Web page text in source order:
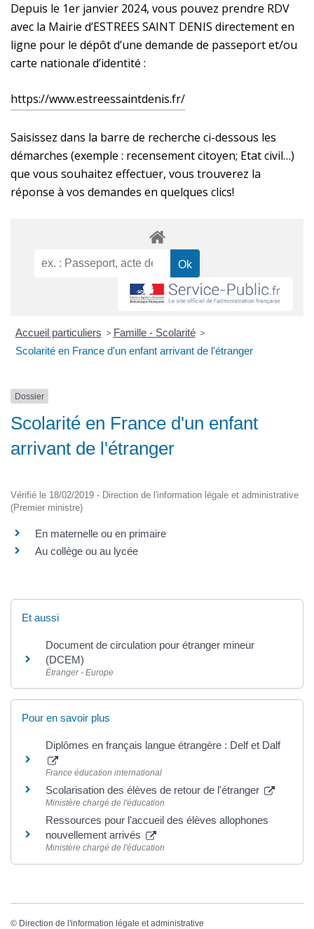
Depuis le 1er janvier 2024, vous pouvez prendre RDV
avec la Mairie d’ESTREES SAINT DENIS directement en
ligne pour le dépôt d’une demande de passeport et/ou
carte nationale d’identité :
https://www.estreessaintdenis.fr/
Saisissez dans la barre de recherche ci-dessous les
démarches (exemple : recensement citoyen; Etat civil…)
que vous souhaitez effectuer, vous trouverez la
réponse à vos demandes en quelques clics!
Accueil particuliers > Famille - Scolarité >
Scolarité en France d'un enfant arrivant de l'étranger
Dossier
Scolarité en France d'un enfant
arrivant de l'étranger
Vérifié le 18/02/2019 - Direction de l'information légale et administrative
(Premier ministre)
En maternelle ou en primaire
Au collège ou au lycée
Et aussi
Document de circulation pour étranger mineur
(DCEM)
Étranger - Europe
Pour en savoir plus
Diplômes en français langue étrangère : Delf et Dalf
France éducation international
Scolarisation des élèves de retour de l'étranger
Ministère chargé de l'éducation
Ressources pour l'accueil des élèves allophones
nouvellement arrivés
Ministère chargé de l'éducation
© Direction de l'information légale et administrative